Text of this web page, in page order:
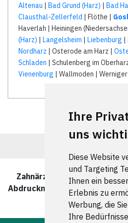
Ihre
uns
Diese Website
und Targeting
Ihnen ein
Erlebnis zu
Werbung, die
Ihre
Altenau | Bad Grund (Harz) | Bad
Clausthal-Zellerfeld | Flöthe |
Haverlah | Heiningen
(Harz) | Langelsheim | Liebenburg |
Nordharz | Osterode am Harz |
Schladen | Schulenberg im
Vienenburg | Wallmoden |
Zahnärzte und
Abdrucknahme in Goslar
2026